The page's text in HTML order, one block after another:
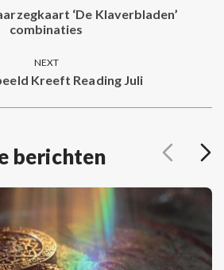
Previous
‘De Klaverbladen’
combinaties
NEXT
Next
post:
Kreeft Reading Juli
berichten